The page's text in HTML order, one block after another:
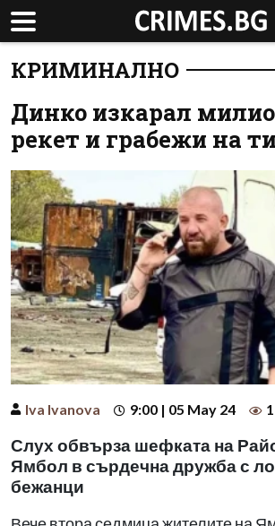
КРИМИНАЛНО
Динко изкарал
рекет и грабежи на
Iva Ivanova 9:00 | 05 May 24
Слух обвърза шефката на
Ямбол в сърдечна дружба с
бежанци